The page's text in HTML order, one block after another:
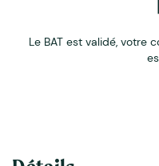
Le BAT est validé, votre